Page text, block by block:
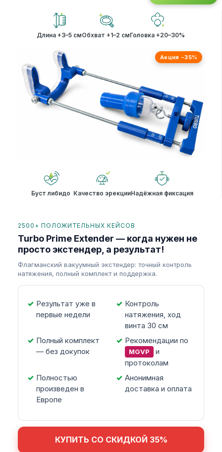
Длина +3–5 смОбхват +1–2 смГоловка +20–30%
Акция −35%
Буст либидо Качество эрекцииНадёжная фиксация
2500+ ПОЛОЖИТЕЛЬНЫХ КЕЙСОВ
Turbo Prime Extender — когда нужен не
просто экстендер, а результат!
Флагманский вакуумный экстендер: точный контроль
натяжения, полный комплект и поддержка.
Результат уже в
первые недели
Контроль
натяжения, ход
винта 30 см
Полный комплект
— без докупок
Рекомендации по
MGVP
и
протоколам
Полностью
произведен в
Европе
Анонимная
доставка и оплата
КУПИТЬ СО СКИДКОЙ 35%